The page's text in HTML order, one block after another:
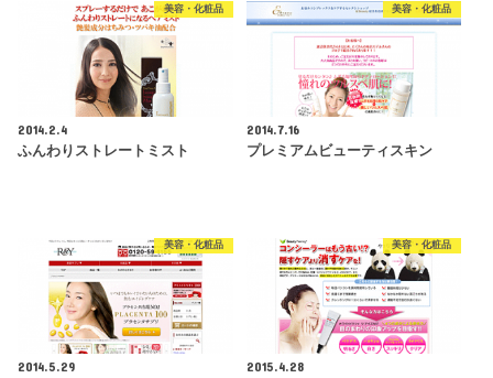
美容・化粧品
2014.2.4
ふんわりストレートミスト
美容・化粧品
2014.7.16
プレミアムビューティスキン
美容・化粧品
2014.5.29
美容・化粧品
2015.4.28